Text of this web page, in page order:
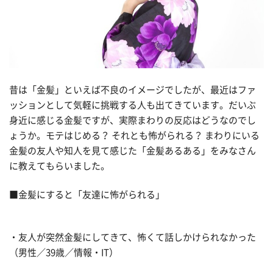
昔は「金髪」といえば不良のイメージでしたが、最近はファ
ッションとして気軽に挑戦する人も出てきています。だいぶ
身近に感じる金髪ですが、実際まわりの反応はどうなのでし
ょうか。モテはじめる？ それとも怖がられる？ まわりにいる
金髪の友人や知人を見て感じた「金髪あるある」をみなさん
に教えてもらいました。
■金髪にすると「友達に怖がられる」
・友人が突然金髪にしてきて、怖くて話しかけられなかった
（男性／39歳／情報・IT）